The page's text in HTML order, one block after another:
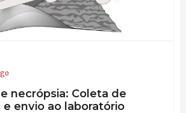
necrópsia: Coleta de
e envio ao laboratório